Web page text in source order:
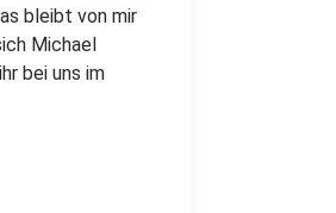
bleibt von mir
Michael
bei uns im